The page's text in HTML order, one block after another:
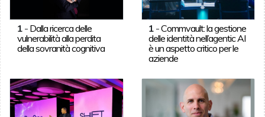
1- Dalla ricerca delle
vulnerabilità alla perdita
della sovranità cognitiva
1 -Commvault: la gestione
delle identità nell’agentic AI
è un aspetto critico per le
aziende